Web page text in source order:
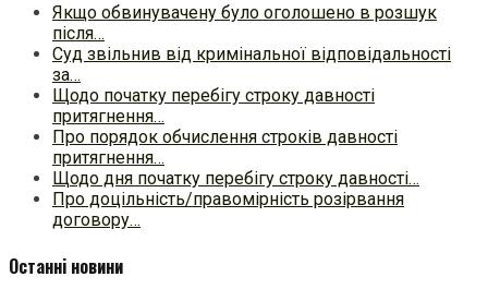
Якщо обвинувачену було оголошено в розшук
після…
Суд звільнив від кримінальної відповідальності
за…
Щодо початку перебігу строку давності
притягнення…
Про порядок обчислення строків давності
притягнення…
Щодо дня початку перебігу строку давності…
Про доцільність/правомірність розірвання
договору…
Останні новини